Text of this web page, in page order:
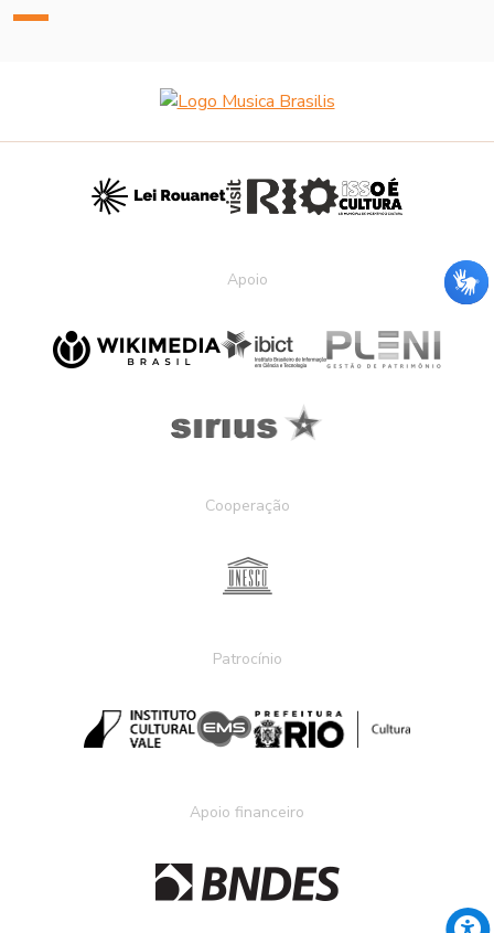
Apoio
Cooperação
Patrocínio
Apoio financeiro